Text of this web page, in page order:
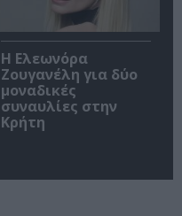
Η Ελεωνόρα
Ζουγανέλη για δύο
μοναδικές
συναυλίες στην
Κρήτη